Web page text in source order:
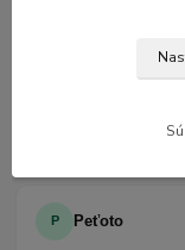
taktiež veľmi ochotný
P Peťoto